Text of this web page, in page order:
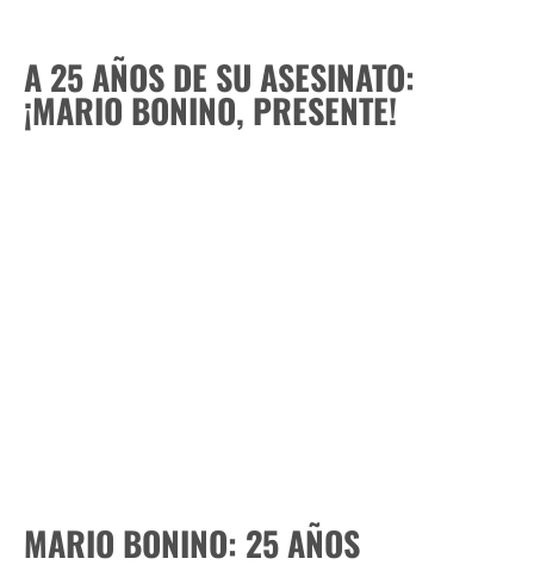
A 25 AÑOS DE SU ASESINATO:
¡MARIO BONINO, PRESENTE!
MARIO BONINO: 25 AÑOS